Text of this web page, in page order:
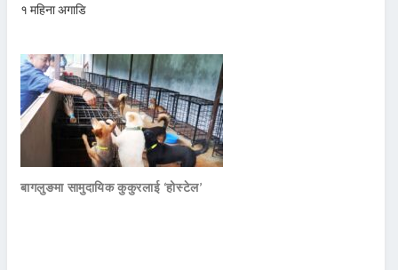
१ महिना अगाडि
बागलुङमा सामुदायिक कुकुरलाई ‘होस्टेल’